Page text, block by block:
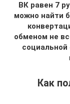
ВК равен 7
можно найти
обменом не
Как